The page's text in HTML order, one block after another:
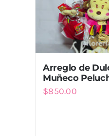
Arreglo de
Muñeco
$850.00